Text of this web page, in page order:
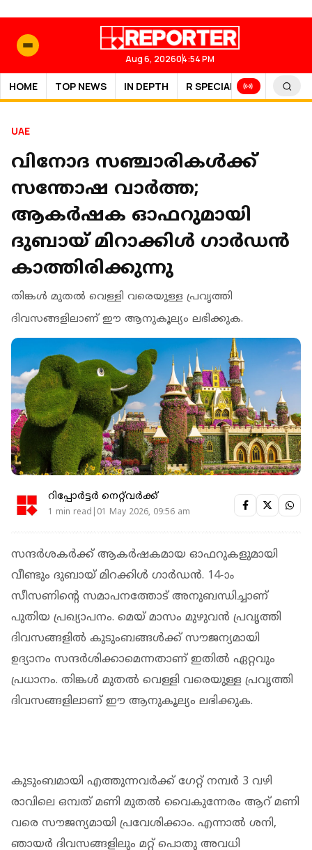
Aug 6, 202604:54 PM
HOME TOP NEWS IN DEPTH R SPECIAL SPORTS
UAE
വിനോ​ദ സഞ്ചാരികൾക്ക്
സന്തോഷ വാർത്ത;
ആകർഷക ഓഫറുമായി
ദുബായ് മിറാക്കിൾ ​ഗാർഡൻ
കാത്തിരിക്കുന്നു
തിങ്കള്‍ മുതല്‍ വെള്ളി വരെയുള്ള പ്രവൃത്തി
ദിവസങ്ങളിലാണ് ഈ ആനുകൂല്യം ലഭിക്കുക.
റിപ്പോർട്ടർ നെറ്റ്‌വര്‍ക്ക്‌
1 min read|01 May 2026, 09:56 am
സന്ദര്‍ശകര്‍ക്ക് ആകര്‍ഷകമായ ഓഫറുകളുമായി
വീണ്ടും ദുബായ് മിറക്കിള്‍ ഗാര്‍ഡന്‍. 14-ാം
സീസണിന്റെ സമാപനത്തോട് അനുബന്ധിച്ചാണ്
പുതിയ പ്രഖ്യാപനം. മെയ് മാസം മുഴുവന്‍ പ്രവൃത്തി
ദിവസങ്ങളില്‍ കുടുംബങ്ങള്‍ക്ക് സൗജന്യമായി
ഉദ്യാനം സന്ദര്‍ശിക്കാമെന്നതാണ് ഇതില്‍ ഏറ്റവും
പ്രധാനം. തിങ്കള്‍ മുതല്‍ വെള്ളി വരെയുള്ള പ്രവൃത്തി
ദിവസങ്ങളിലാണ് ഈ ആനുകൂല്യം ലഭിക്കുക.
കുടുംബമായി എത്തുന്നവര്‍ക്ക് ഗേറ്റ് നമ്പര്‍ 3 വഴി
രാവിലെ ഒമ്പത് മണി മുതല്‍ വൈകുന്നേരം ആറ് മണി
വരെ സൗജന്യമായി പ്രവേശിക്കാം. എന്നാല്‍ ശനി,
ഞായര്‍ ദിവസങ്ങളിലും മറ്റ് പൊതു അവധി